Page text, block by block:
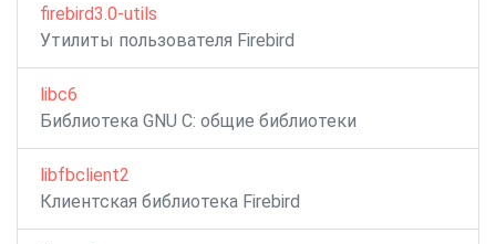
firebird3.0-utils
Утилиты пользователя Firebird
libc6
Библиотека GNU C: общие библиотеки
libfbclient2
Клиентская библиотека Firebird